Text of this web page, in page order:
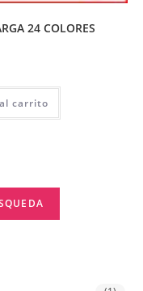
24 COLORES
carrito